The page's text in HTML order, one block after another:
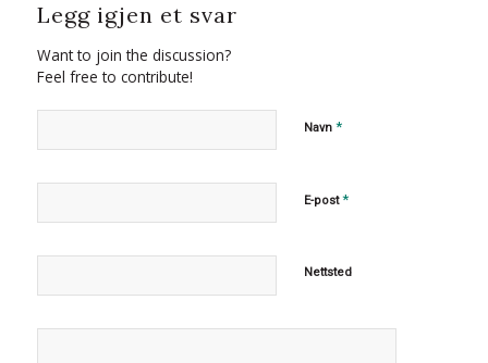
Legg igjen et svar
Want to join the discussion?
Feel free to contribute!
Navn *
E-post*
Nettsted